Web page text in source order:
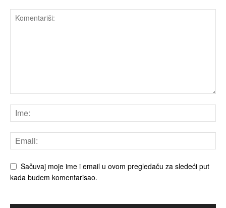
Sačuvaj moje ime i email u ovom pregledaču za sledeći put
kada budem komentarisao.